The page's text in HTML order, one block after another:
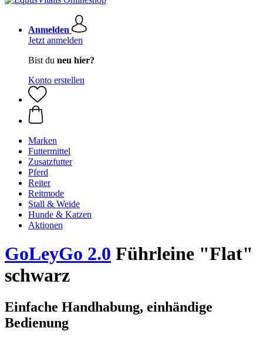
Anmelden
Jetzt anmelden
Bist du neu hier?
Konto erstellen
Marken
Futtermittel
Zusatzfutter
Pferd
Reiter
Reitmode
Stall & Weide
Hunde & Katzen
Aktionen
GoLeyGo 2.0 Führleine "Flat"
schwarz
Einfache Handhabung, einhändige
Bedienung